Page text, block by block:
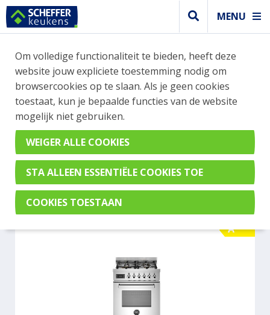
MENU
WEBSHOP BESTELLINGEN
Je kan tijdelijk geen bestelling plaatsen. Wil je je
vast oriënteren? Vergelijk eenvoudig apparaten
en merken met elkaar. Klik hier voor meer
informatie.
Fornuis
BERTAZZONI PRO64L1EXT
A
Om volledige functionaliteit te bieden, heeft deze
website jouw expliciete toestemming nodig om
browsercookies op te slaan. Als je geen cookies
toestaat, kun je bepaalde functies van de website
mogelijk niet gebruiken.